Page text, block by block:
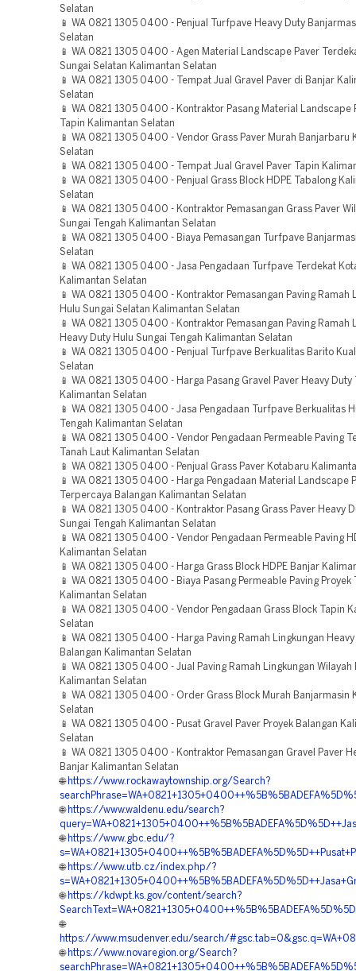
Selatan
📱 WA 0821 1305 0400 - Penjual Turfpave Heavy Duty
Selatan
📱 WA 0821 1305 0400 - Agen Material Landscape Paver
Sungai Selatan Kalimantan Selatan
📱 WA 0821 1305 0400 - Tempat Jual Gravel Paver di Banjar
Selatan
📱 WA 0821 1305 0400 - Kontraktor Pasang Material Landscape
Tapin Kalimantan Selatan
📱 WA 0821 1305 0400 - Vendor Grass Paver Murah Banjarbaru
Selatan
📱 WA 0821 1305 0400 - Tempat Jual Gravel Paver Tapin
📱 WA 0821 1305 0400 - Penjual Grass Block HDPE Tabalong
Selatan
📱 WA 0821 1305 0400 - Kontraktor Pemasangan Grass Paver
Sungai Tengah Kalimantan Selatan
📱 WA 0821 1305 0400 - Biaya Pemasangan Turfpave
Selatan
📱 WA 0821 1305 0400 - Jasa Pengadaan Turfpave Terdekat
Kalimantan Selatan
📱 WA 0821 1305 0400 - Kontraktor Pemasangan Paving Ramah
Hulu Sungai Selatan Kalimantan Selatan
📱 WA 0821 1305 0400 - Kontraktor Pemasangan Paving Ramah
Heavy Duty Hulu Sungai Tengah Kalimantan Selatan
📱 WA 0821 1305 0400 - Penjual Turfpave Berkualitas Barito
Selatan
📱 WA 0821 1305 0400 - Harga Pasang Gravel Paver Heavy Duty
Kalimantan Selatan
📱 WA 0821 1305 0400 - Jasa Pengadaan Turfpave Berkualitas
Tengah Kalimantan Selatan
📱 WA 0821 1305 0400 - Vendor Pengadaan Permeable Paving
Tanah Laut Kalimantan Selatan
📱 WA 0821 1305 0400 - Penjual Grass Paver Kotabaru
📱 WA 0821 1305 0400 - Harga Pengadaan Material Landscape
Terpercaya Balangan Kalimantan Selatan
📱 WA 0821 1305 0400 - Kontraktor Pasang Grass Paver Heavy
Sungai Tengah Kalimantan Selatan
📱 WA 0821 1305 0400 - Vendor Pengadaan Permeable Paving
Kalimantan Selatan
📱 WA 0821 1305 0400 - Harga Grass Block HDPE Banjar
📱 WA 0821 1305 0400 - Biaya Pasang Permeable Paving Proyek
Kalimantan Selatan
📱 WA 0821 1305 0400 - Vendor Pengadaan Grass Block Tapin
Selatan
📱 WA 0821 1305 0400 - Harga Paving Ramah Lingkungan Heavy
Balangan Kalimantan Selatan
📱 WA 0821 1305 0400 - Jual Paving Ramah Lingkungan Wilayah
Kalimantan Selatan
📱 WA 0821 1305 0400 - Order Grass Block Murah Banjarmasin
Selatan
📱 WA 0821 1305 0400 - Pusat Gravel Paver Proyek Balangan
Selatan
📱 WA 0821 1305 0400 - Kontraktor Pemasangan Gravel Paver
Banjar Kalimantan Selatan
🌐 https://www.rockawaytownship.org/Search?
🌐 https://www.waldenu.edu/search?
🌐 https://www.gbc.edu/?
🌐 https://www.utb.cz/index.php/?
🌐 https://kdwpt.ks.gov/content/search?
🌐
https://www.msudenver.edu/search/
🌐 https://www.novaregion.org/Search?